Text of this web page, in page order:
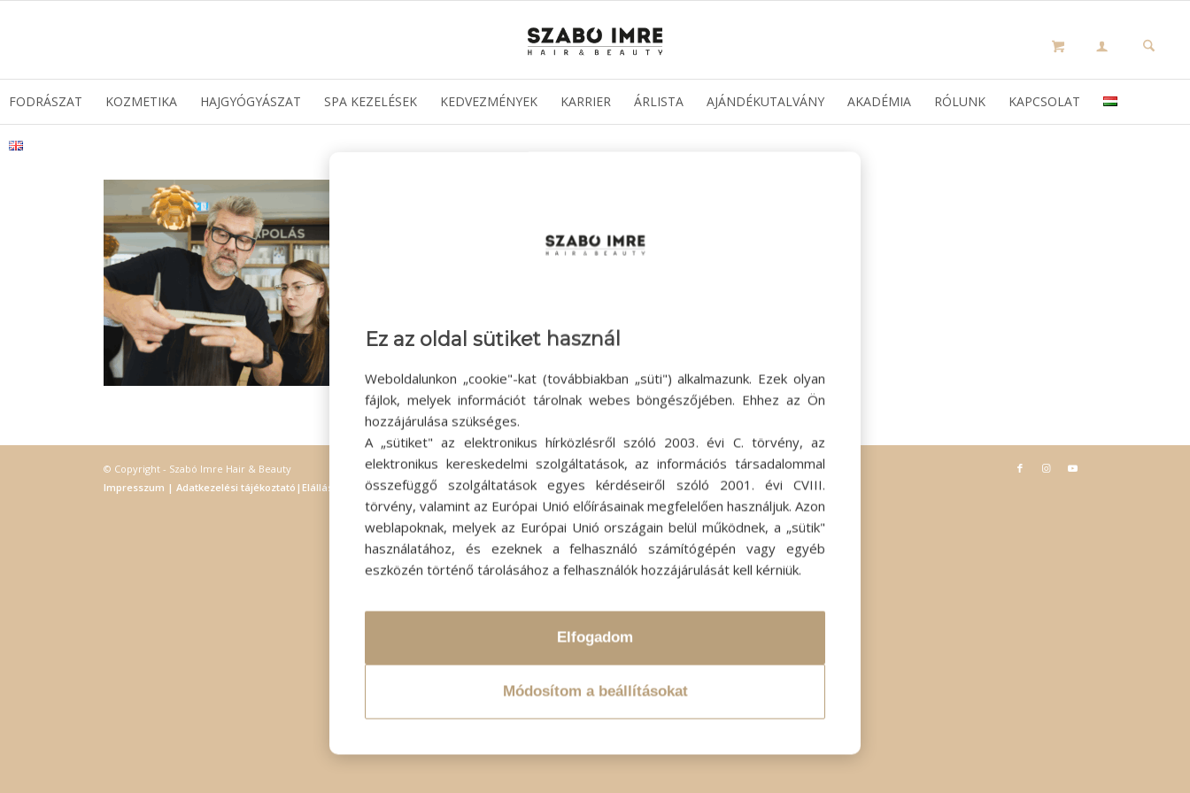
FODRÁSZAT KOZMETIKA HAJGYÓGYÁSZAT SPA KEZELÉSEK KEDVEZMÉNYEK KARRIER ÁRLISTA AJÁNDÉKUTALVÁNY AKADÉMIA RÓLUNK KAPCSOLAT
© Copyright - Szabó Imre Hair & Beauty
Impresszum | Adatkezelési tájékoztató | Elállás
Ez az oldal sütiket használ
Weboldalunkon „cookie"-kat (továbbiakban „süti") alkalmazunk. Ezek olyan
fájlok, melyek információt tárolnak webes böngészőjében. Ehhez az Ön
hozzájárulása szükséges.
A „sütiket" az elektronikus hírközlésről szóló 2003. évi C. törvény, az
elektronikus kereskedelmi szolgáltatások, az információs társadalommal
összefüggő szolgáltatások egyes kérdéseiről szóló 2001. évi CVIII.
törvény, valamint az Európai Unió előírásainak megfelelően használjuk. Azon
weblapoknak, melyek az Európai Unió országain belül működnek, a „sütik"
használatához, és ezeknek a felhasználó számítógépén vagy egyéb
eszközén történő tárolásához a felhasználók hozzájárulását kell kérniük.
Elfogadom
Módosítom a beállításokat